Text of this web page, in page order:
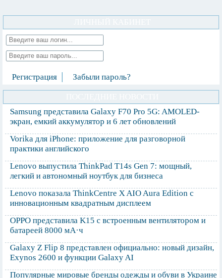
Регистрация Забыли пароль?
Samsung представила Galaxy F70 Pro 5G: AMOLED-
экран, емкий аккумулятор и 6 лет обновлений
Vorika для iPhone: приложение для разговорной
практики английского
Lenovo выпустила ThinkPad T14s Gen 7: мощный,
легкий и автономный ноутбук для бизнеса
Lenovo показала ThinkCentre X AIO Aura Edition с
инновационным квадратным дисплеем
OPPO представила K15 с встроенным вентилятором и
батареей 8000 мА·ч
Galaxy Z Flip 8 представлен официально: новый дизайн,
Exynos 2600 и функции Galaxy AI
Популярные мировые бренды одежды и обуви в Украине